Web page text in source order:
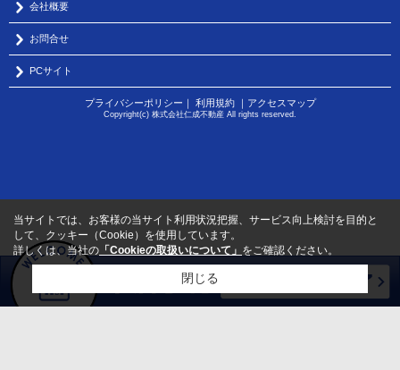
会社概要
お問合せ
PCサイト
プライバシーポリシー ｜ 利用規約｜ アクセスマップ
Copyright(c) 株式会社仁成不動産 All rights reserved.
当サイトでは、お客様の当サイト利用状況把握、サービス向上検討を目的と
して、クッキー（Cookie）を使用しています。
詳しくは、当社の 「Cookieの取扱いについて」 をご確認ください。
閉じる